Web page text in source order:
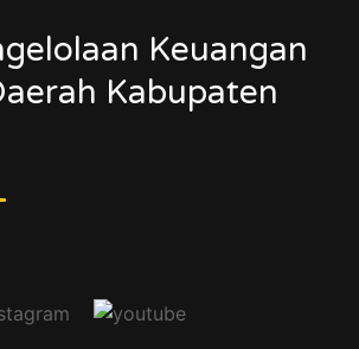
Keuangan
Kabupaten